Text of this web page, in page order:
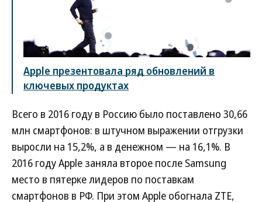
Apple презентовала ряд обновлений в
ключевых продуктах
Всего в 2016 году в Россию было поставлено 30,66
млн смартфонов: в штучном выражении отгрузки
выросли на 15,2%, а в денежном — на 16,1%. В
2016 году Apple заняла второе после Samsung
место в пятерке лидеров по поставкам
смартфонов в РФ. При этом Apple обогнала ZTE,